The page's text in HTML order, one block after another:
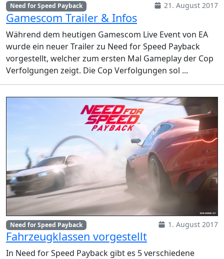
Need for Speed Payback 21. August 2017
Gamescom Trailer & Infos
Während dem heutigen Gamescom Live Event von EA
wurde ein neuer Trailer zu Need for Speed Payback
vorgestellt, welcher zum ersten Mal Gameplay der Cop
Verfolgungen zeigt. Die Cop Verfolgungen sol ...
Need for Speed Payback 1. August 2017
Fahrzeugklassen vorgestellt
In Need for Speed Payback gibt es 5 verschiedene